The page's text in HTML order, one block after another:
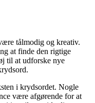
tålmodig og kreativ.
at finde den rigtige
til at udforske nye
i krydsordet. Nogle
være afgørende for at